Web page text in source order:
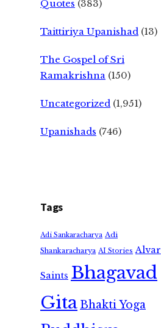
Quotes (383)
Taittiriya Upanishad (13)
The Gospel of Sri
Ramakrishna (150)
Uncategorized (1,951)
Upanishads (746)
Tags
Adi Sankaracharya Adi
Shankaracharya AI Stories Alvar
Saints Bhagavad
GitaBhakti Yoga